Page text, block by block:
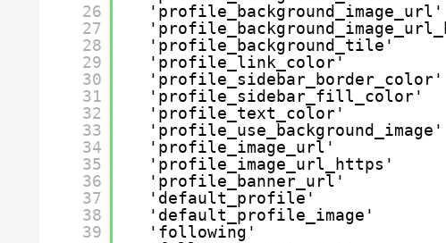
26
27
28
29
30
31
32
33
34
35
36
37
38
39
'profile_background_tile'
'profile_link_color'
'profile_sidebar_border_color'
'profile_sidebar_fill_color'
'profile_text_color'
'profile_image_url'
'profile_image_url_https'
'profile_banner_url'
'default_profile'
'default_profile_image'
'following'